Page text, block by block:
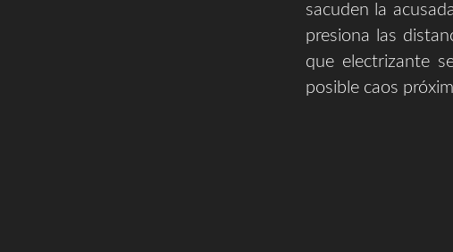
sacuden la
presiona las
que electrizante
posible caos